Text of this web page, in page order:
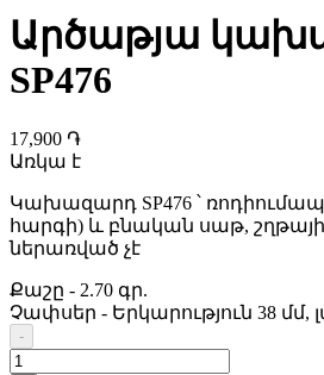
Արծաթյա
SP476
17,900 ֏
Առկա է
Կախազարդ SP476 ՝
հարգի) և բնական սաթ,
ներառված չէ
Քաշը - 2.70 գր.
Չափսեր - Երկարություն 38 մմ,
-